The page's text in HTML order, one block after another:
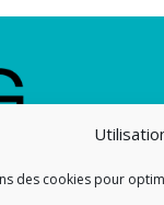
des cookies pour